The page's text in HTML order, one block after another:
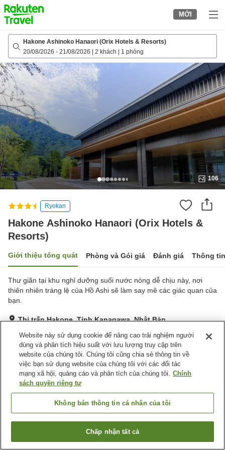
to
top
page
MỚI
Hakone Ashinoko Hanaori (Orix Hotels & Resorts)
20/08/2026 - 21/08/2026 2 khách 1 phòng
106
Ryokan
Hakone Ashinoko Hanaori (Orix Hotels &
Resorts)
Giới thiệu tổng quát Phòng và Gói giá Đánh giá Thông
Thư giãn tại khu nghỉ dưỡng suối nước nóng dễ chịu này, nơi
thiên nhiên tráng lệ của Hồ Ashi sẽ làm say mê các giác quan của
bạn.
Thị trấn Hakone, Tỉnh Kanagawa, Nhật Bản
Tuyệt vời Đánh giá:910 lượt
Tiện nghi chỗ nghỉ
Lounge
Hakone Ashinoko Hanaori (Orix Hotels & Resorts)
Tìm phòng trống
Website này sử dụng cookie để nâng cao trải nghiệm người
dùng và phân tích hiệu suất với lưu lượng truy cập trên
website của chúng tôi. Chúng tôi cũng chia sẻ thông tin về
việc bạn sử dụng website của chúng tôi với các đối tác
mạng xã hội, quảng cáo và phân tích của chúng tôi. Chính
sách quyền riêng tư
Không bán thông tin cá nhân của tôi
Chấp nhận tất cả